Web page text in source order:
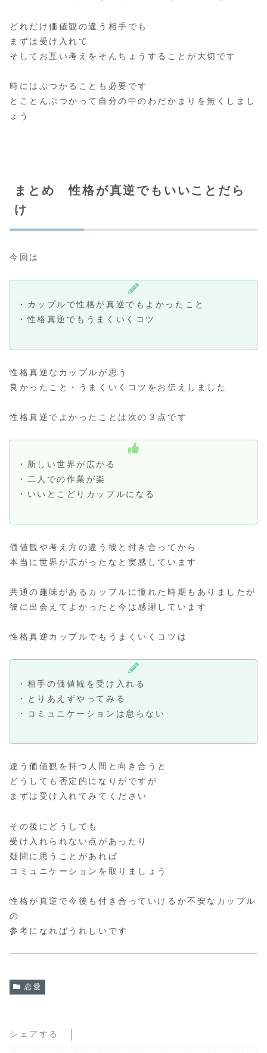
どれだけ価値観の違う相手でも
まずは受け入れて
そしてお互い考えをそんちょうすることが大切です
時にはぶつかることも必要です
とことんぶつかって自分の中のわだかまりを無くしまし
ょう
まとめ 性格が真逆でもいいことだら
け
今回は
・カップルで性格が真逆でもよかったこと
・性格真逆でもうまくいくコツ
性格真逆なカップルが思う
良かったこと・うまくいくコツをお伝えしました
性格真逆でよかったことは次の３点です
・新しい世界が広がる
・二人での作業が楽
・いいとこどりカップルになる
価値観や考え方の違う彼と付き合ってから
本当に世界が広がったなと実感しています
共通の趣味があるカップルに憧れた時期もありましたが
彼に出会えてよかったと今は感謝しています
性格真逆カップルでもうまくいくコツは
・相手の価値観を受け入れる
・とりあえずやってみる
・コミュニケーションは怠らない
違う価値観を持つ人間と向き合うと
どうしても否定的になりがですが
まずは受け入れてみてください
その後にどうしても
受け入れられない点があったり
疑問に思うことがあれば
コミュニケーションを取りましょう
性格が真逆で今後も付き合っていけるか不安なカップル
の
参考になればうれしいです
恋愛
シェアする